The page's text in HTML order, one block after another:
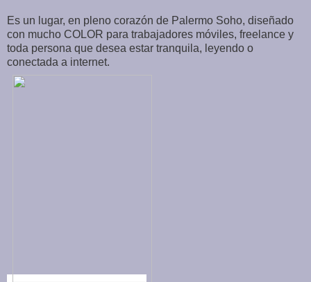
Es un lugar, en pleno corazón de Palermo Soho, diseñado
con mucho COLOR para trabajadores móviles, freelance y
toda persona que desea estar tranquila, leyendo o
conectada a internet.